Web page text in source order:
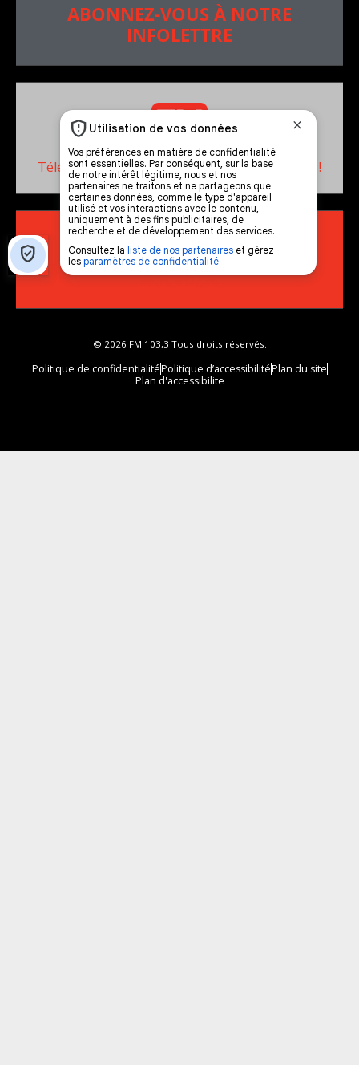
ABONNEZ-VOUS À NOTRE
INFOLETTRE
Téléchargez notre application dès maintenant !
RADIO HD
••••••••••••••••••
Comment synthoniser la fréquence HD dans
votre voiture
© 2026 FM 103,3 Tous droits réservés.
Politique de confidentialitéPolitique d’accessibilitéPlan du site
Plan d'accessibilite